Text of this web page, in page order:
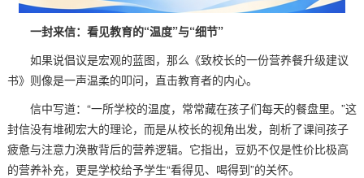
一封来信：看见教育的“温度”与“细节”
如果说倡议是宏观的蓝图，那么《致校长的一份营养餐升级建议
书》则像是一声温柔的叩问，直击教育者的内心。
信中写道：“一所学校的温度，常常藏在孩子们每天的餐盘里。”这
封信没有堆砌宏大的理论，而是从校长的视角出发，剖析了课间孩子
疲惫与注意力涣散背后的营养逻辑。它指出，豆奶不仅是性价比极高
的营养补充，更是学校给予学生“看得见、喝得到”的关怀。